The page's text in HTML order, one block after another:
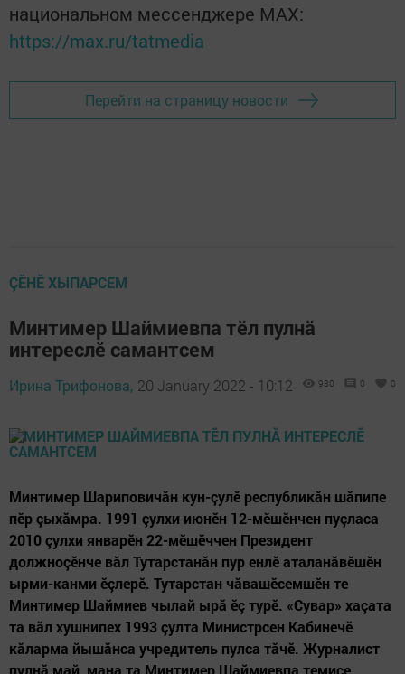
национальном мессенджере MАХ:
https://max.ru/tatmedia
Перейти на страницу новости
ÇӖНӖ ХЫПАРСЕМ
Минтимер Шаймиевпа тӗл пулнă
интереслӗ самантсем
Ирина Трифонова, 20 January 2022 - 10:12 930 0 0
Минтимер Шариповичăн кун-çулӗ республикăн шăпипе
пӗр çыхăмра. 1991 çулхи июнӗн 12-мӗшӗнчен пуçласа
2010 çулхи январӗн 22-мӗшӗччен Президент
должноçӗнче вăл Тутарстанăн пур енлӗ аталанăвӗшӗн
ырми-канми ӗçлерӗ. Тутарстан чăвашӗсемшӗн те
Минтимер Шаймиев чылай ырă ӗç турӗ. «Сувар» хаçата
та вăл хушнипех 1993 çулта Министрсен Кабинечӗ
кăларма йышăнса учредитель пулса тăчӗ. Журналист
пулнă май, мана та Минтимер Шаймиевпа темиçе